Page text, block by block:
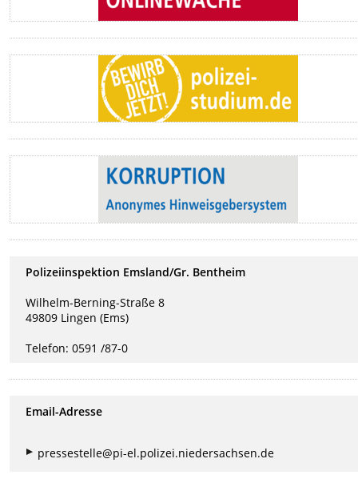
Polizeiinspektion Emsland/Gr. Bentheim
Wilhelm-Berning-Straße 8
49809 Lingen (Ems)
Telefon: 0591 /87-0
Email-Adresse
pressestelle@pi-el.polizei.niedersachsen.de